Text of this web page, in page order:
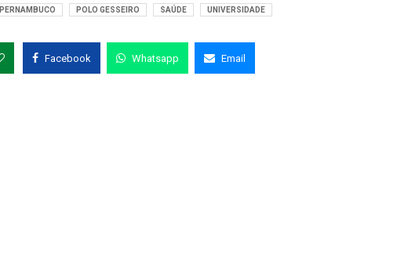
PERNAMBUCO POLO GESSEIRO SAÚDE UNIVERSIDADE
Facebook Whatsapp Email